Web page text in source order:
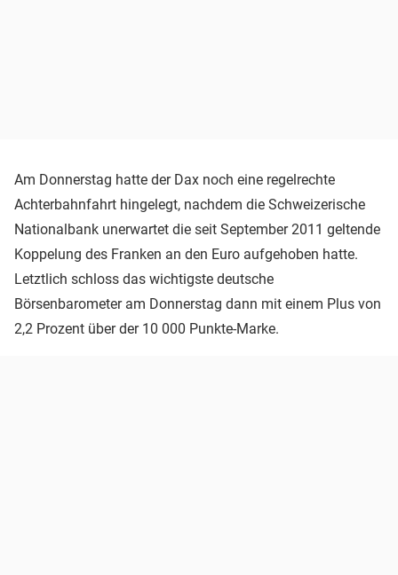
Am Donnerstag hatte der Dax noch eine regelrechte
Achterbahnfahrt hingelegt, nachdem die Schweizerische
Nationalbank unerwartet die seit September 2011 geltende
Koppelung des Franken an den Euro aufgehoben hatte.
Letztlich schloss das wichtigste deutsche
Börsenbarometer am Donnerstag dann mit einem Plus von
2,2 Prozent über der 10 000 Punkte-Marke.